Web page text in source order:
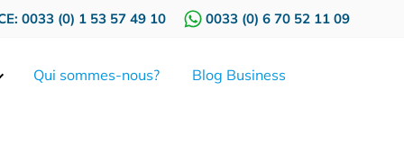
0033 (0) 1 53 57 49 10 0033 (0) 6 70 52 11 09
Qui sommes-nous? Blog Business